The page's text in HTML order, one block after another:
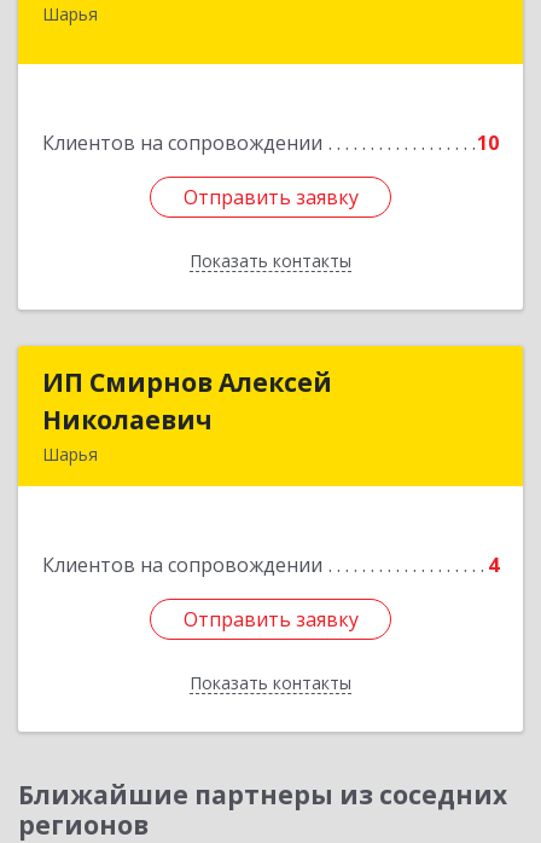
Шарья
Клиентов на сопровождении 10
Отправить заявку
Показать контакты
157505, Костромская область, город Шарья,
Отправить заявку
Назад
ИП Смирнов Алексей
Николаевич
Шарья
Клиентов на сопровождении 4
Отправить заявку
Показать контакты
ИП Смирнов Алексей
Отправить заявку
Назад
Ближайшие партнеры из соседних
регионов